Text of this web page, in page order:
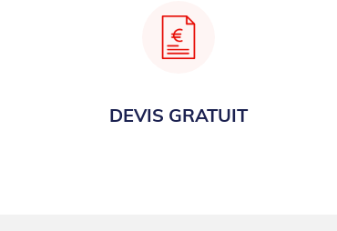
DEVIS GRATUIT